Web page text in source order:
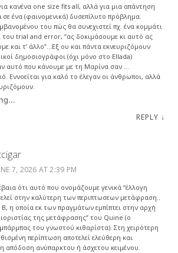
κανένα one size fits all, αλλά για μια απάντηση
ένα (φαινομενικά) δυσεπίλυτο πρόβλημα.
του πώς θα συνεχιστεί πχ. ένα κομμάτι
του trial and error, “ας δοκιμάσουμε κι αυτό ας
και τ’ άλλο”…Εξ ου και πάντα εκνευριζόμουν
δημοσιογράφοι (όχι μόνο στο Ellada)
αυτό που κάνουμε με τη Μαρίνα σαν …
Εννοείται για καλό το έλεγαν οι άνθρωποι, αλλά
REPLY ↓
7, 2026 AT 2:39 PM
ότι αυτό που ονομάζουμε γενικά “έλλογη
στην καλύτερη των περιπτωσεων μετάφραση..
η οποία εκ των πραγμάτων εμπίπτει στην αρχή
της μετάφρασης” του Quine (ο
του γνωστού κιθαρίστα). Στη χειρότερη
περίπτωση αποτελεί ελεύθερη και
απόδοση ανύπαρκτου ή άσχετου κειμένου.